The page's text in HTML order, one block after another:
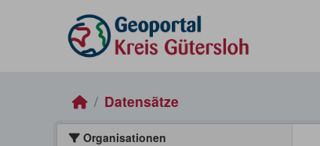
Datensätze
Organisationen